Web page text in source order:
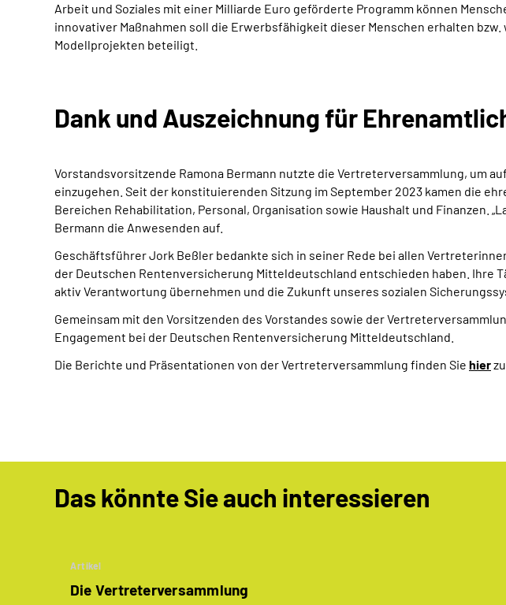
Arbeit und Soziales mit einer Milliarde Euro geförderte Programm können
innovativer Maßnahmen soll die Erwerbsfähigkeit dieser Menschen erhalten
Modellprojekten beteiligt.
Dank und Auszeichnung für
Vorstandsvorsitzende Ramona Bermann nutzte die Vertreterversammlung, um
einzugehen. Seit der konstituierenden Sitzung im September 2023 kamen die
Bereichen Rehabilitation, Personal, Organisation sowie Haushalt und Finanzen.
Bermann die Anwesenden auf.
Geschäftsführer Jork Beßler bedankte sich in seiner Rede bei allen
der Deutschen Rentenversicherung Mitteldeutschland entschieden haben.
aktiv Verantwortung übernehmen und die Zukunft unseres sozialen
Gemeinsam mit den Vorsitzenden des Vorstandes sowie der
Engagement bei der Deutschen Rentenversicherung Mitteldeutschland.
Die Berichte und Präsentationen von der Vertreterversammlung finden Sie hier
Das könnte Sie auch interessieren
Artikel
Die Vertreterversammlung